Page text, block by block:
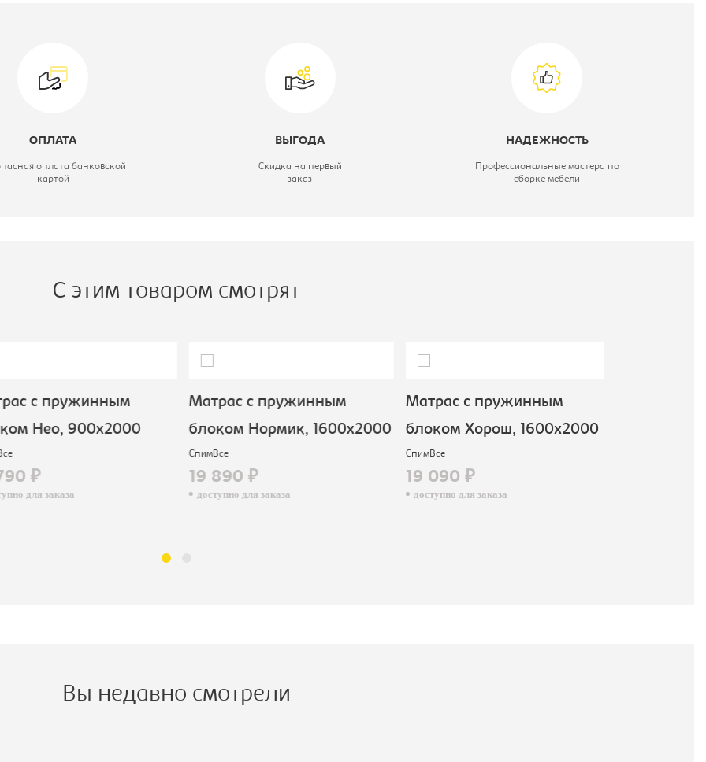
ОПЛАТА
оплата банковской
картой
ВЫГОДА
Скидка на первый
заказ
НАДЕЖНОСТЬ
Профессиональные мастера по
сборке мебели
С этим товаром смотрят
с пружинным
Нео, 900х2000
₽
для заказа
Матрас с пружинным
блоком Нормик, 1600х2000
СпимВсе
19 890 ₽
доступно для заказа
Матрас с пружинным
блоком Хорош, 1600х2000
СпимВсе
19 090 ₽
доступно для заказа
Вы недавно смотрели